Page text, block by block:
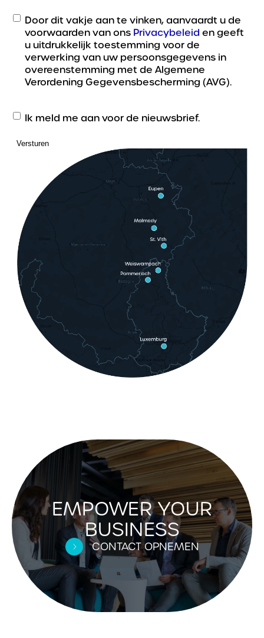
Door dit vakje aan te vinken, aanvaardt u de
voorwaarden van ons Privacybeleid en geeft
u uitdrukkelijk toestemming voor de
verwerking van uw persoonsgegevens in
overeenstemming met de Algemene
Verordening Gegevensbescherming (AVG).
Ik meld me aan voor de nieuwsbrief.
Versturen
EMPOWER YOUR
BUSINESS
CONTACT OPNEMEN